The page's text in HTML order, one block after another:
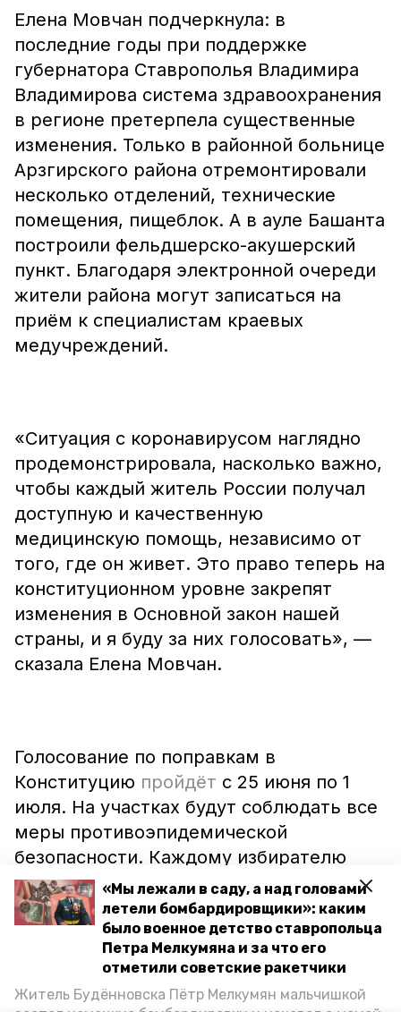
«Мы лежали в саду, а над головами
летели бомбардировщики»: каким
было военное детство ставропольца
Петра Мелкумяна и за что его
отметили советские ракетчики
Житель Будённовска Пётр Мелкумян мальчишкой
Елена Мовчан подчеркнула: в
последние годы при поддержке
губернатора Ставрополья Владимира
Владимирова система здравоохранения
в регионе претерпела существенные
изменения. Только в районной больнице
Арзгирского района отремонтировали
несколько отделений, технические
помещения, пищеблок. А в ауле Башанта
построили фельдшерско-акушерский
пункт. Благодаря электронной очереди
жители района могут записаться на
приём к специалистам краевых
медучреждений.
«Ситуация с коронавирусом наглядно
продемонстрировала, насколько важно,
чтобы каждый житель России получал
доступную и качественную
медицинскую помощь, независимо от
того, где он живет. Это право теперь на
конституционном уровне закрепят
изменения в Основной закон нашей
страны, и я буду за них голосовать», —
сказала Елена Мовчан.
Голосование по поправкам в
Конституцию пройдёт с 25 июня по 1
июля. На участках будут соблюдать все
меры противоэпидемической
безопасности. Каждому избирателю
выдадут маску, перчатки, одноразовую
ручку. Все, кто участвует в организации
процесса голосования, предварительно
пройдут тестирование на коронавирус.
Особе внимание уделят пожилым
людям. Они смогут проголосовать по